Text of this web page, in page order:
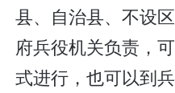
县、自治县、不设
府兵役机关负责，
式进行，也可以到